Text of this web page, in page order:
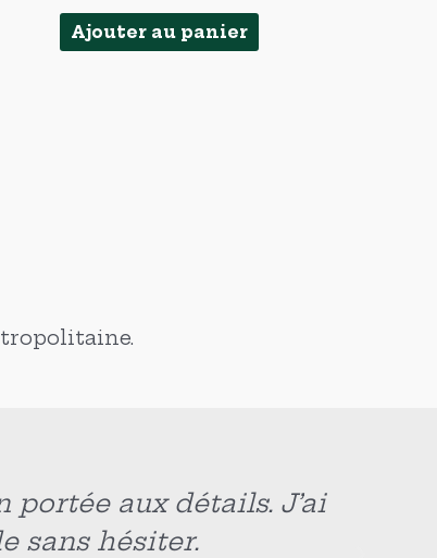
120,00 €.80,00 €.
Ajouter au panier
qu’on voit partout.